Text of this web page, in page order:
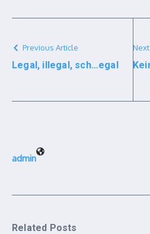
Previous Article
Legal, illegal, sch…egal
admin
Related Posts